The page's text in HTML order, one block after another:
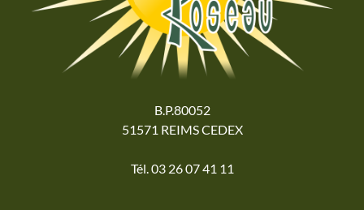
B.P.80052
51571 REIMS CEDEX
Tél. 03 26 07 41 11